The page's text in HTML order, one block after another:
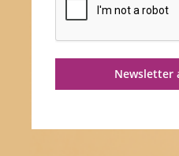
Newsletter